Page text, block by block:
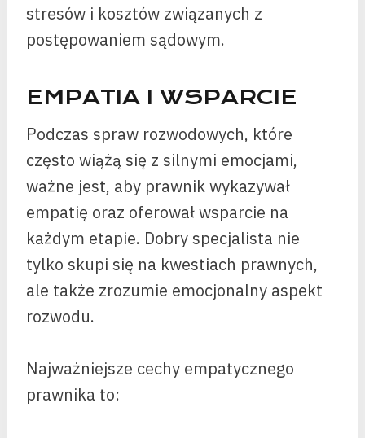
stresów i kosztów związanych z
postępowaniem sądowym.
EMPATIA I WSPARCIE
Podczas spraw rozwodowych, które
często wiążą się z silnymi emocjami,
ważne jest, aby prawnik wykazywał
empatię oraz oferował wsparcie na
każdym etapie. Dobry specjalista nie
tylko skupi się na kwestiach prawnych,
ale także zrozumie emocjonalny aspekt
rozwodu.
Najważniejsze cechy empatycznego
prawnika to: